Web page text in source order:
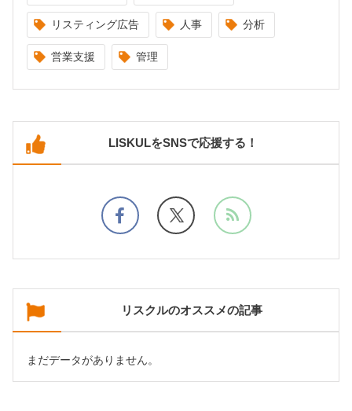
リスティング広告 人事 分析
営業支援 管理
LISKULをSNSで応援する！
リスクルのオススメの記事
まだデータがありません。